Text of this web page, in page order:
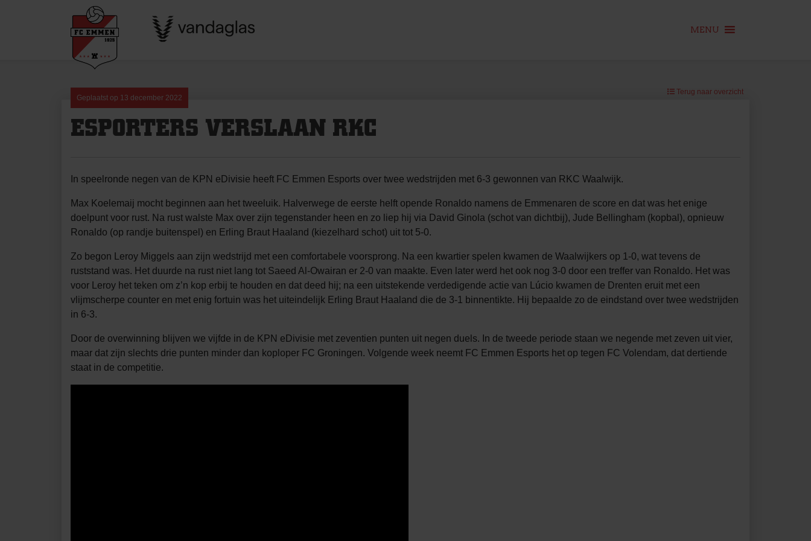
MENU
Geplaatst op 13 december 2022
Terug naar overzicht
ESPORTERS VERSLAAN RKC
In speelronde negen van de KPN eDivisie heeft FC Emmen Esports over twee wedstrijden met 6-3 gewonnen van RKC Waalwijk.
Max Koelemaij mocht beginnen aan het tweeluik. Halverwege de eerste helft opende Ronaldo namens de Emmenaren de score en dat was het enige
doelpunt voor rust. Na rust walste Max over zijn tegenstander heen en zo liep hij via David Ginola (schot van dichtbij), Jude Bellingham (kopbal), opnieuw
Ronaldo (op randje buitenspel) en Erling Braut Haaland (kiezelhard schot) uit tot 5-0.
Zo begon Leroy Miggels aan zijn wedstrijd met een comfortabele voorsprong. Na een kwartier spelen kwamen de Waalwijkers op 1-0, wat tevens de
ruststand was. Het duurde na rust niet lang tot Saeed Al-Owairan er 2-0 van maakte. Even later werd het ook nog 3-0 door een treffer van Ronaldo. Het was
voor Leroy het teken om z’n kop erbij te houden en dat deed hij; na een uitstekende verdedigende actie van Lúcio kwamen de Drenten eruit met een
vlijmscherpe counter en met enig fortuin was het uiteindelijk Erling Braut Haaland die de 3-1 binnentikte. Hij bepaalde zo de eindstand over twee wedstrijden
in 6-3.
Door de overwinning blijven we vijfde in de KPN eDivisie met zeventien punten uit negen duels. In de tweede periode staan we negende met zeven uit vier,
maar dat zijn slechts drie punten minder dan koploper FC Groningen. Volgende week neemt FC Emmen Esports het op tegen FC Volendam, dat dertiende
staat in de competitie.